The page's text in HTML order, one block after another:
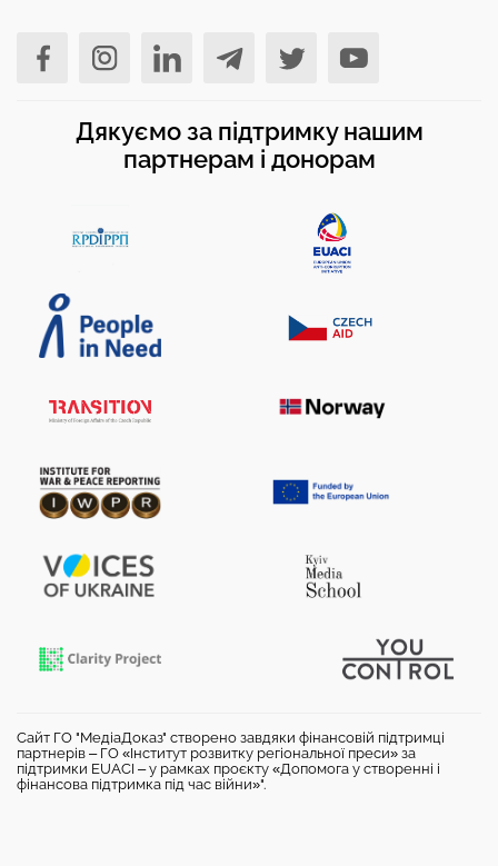
Дякуємо за підтримку нашим
партнерам і донорам
Сайт ГО "МедіаДоказ" створено завдяки фінансовій підтримці
партнерів – ГО «Інститут розвитку регіональної преси» за
підтримки EUACI – у рамках проєкту «Допомога у створенні і
фінансова підтримка під час війни»".